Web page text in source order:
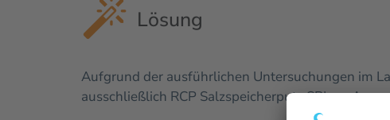
Lösung
Aufgrund der ausführlichen Untersuchungen im
ausschließlich RCP Salzspeicherputz SPI zur